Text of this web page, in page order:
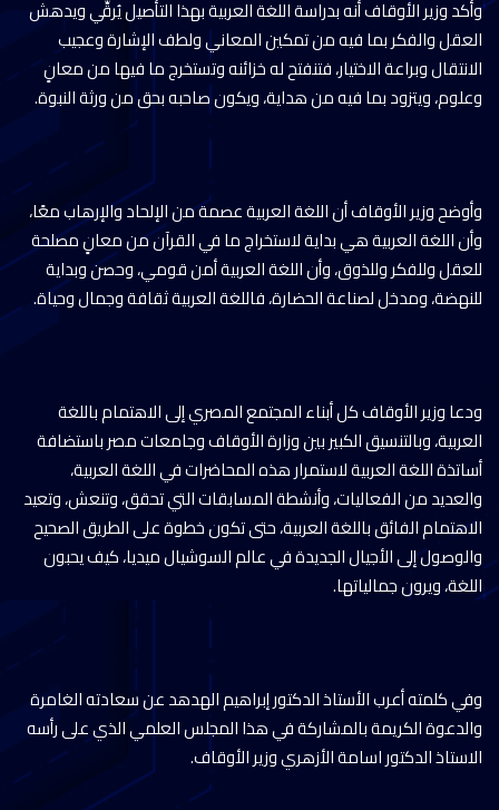
وأكد وزير الأوقاف أنه بدراسة اللغة العربية بهذا التأصيل يُرقِّي ويدهش
العقل والفكر بما فيه من تمكين المعاني ولطف الإشارة وعجيب
الانتقال وبراعة الاختيار، فتنفتح له خزائنه وتستخرج ما فيها من معانٍ
وعلوم، ويتزود بما فيه من هداية، ويكون صاحبه بحق من ورثة النبوة.
وأوضح وزير الأوقاف أن اللغة العربية عصمة من الإلحاد والإرهاب معًا،
وأن اللغة العربية هي بداية لاستخراج ما في القرآن من معانٍ مصلحة
للعقل وللفكر وللذوق، وأن اللغة العربية أمن قومي، وحصن وبداية
للنهضة، ومدخل لصناعة الحضارة، فاللغة العربية ثقافة وجمال وحياة.
ودعا وزير الأوقاف كل أبناء المجتمع المصري إلى الاهتمام باللغة
العربية، وبالتنسيق الكبير بين وزارة الأوقاف وجامعات مصر باستضافة
أساتذة اللغة العربية لاستمرار هذه المحاضرات في اللغة العربية،
والعديد من الفعاليات، وأنشطة المسابقات التي تحقق، وتنعش، وتعيد
الاهتمام الفائق باللغة العربية، حتى تكون خطوة على الطريق الصحيح
والوصول إلى الأجيال الجديدة في عالم السوشيال ميديا، كيف يحبون
اللغة، ويرون جمالياتها.
وفي كلمته أعرب الأستاذ الدكتور إبراهيم الهدهد عن سعادته الغامرة
والدعوة الكريمة بالمشاركة في هذا المجلس العلمي الذي على رأسه
الاستاذ الدكتور اسامة الأزهري وزير الأوقاف.